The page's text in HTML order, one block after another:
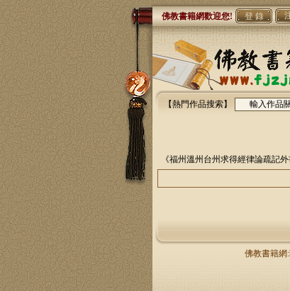
佛教書籍網歡迎您!
【熱門作品搜索】
《福州溫州台州求得經律論疏記外
佛教書籍網